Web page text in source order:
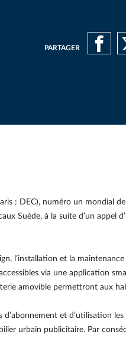
PARTAGER
: DEC), numéro un mondial
Suède, à la suite d’un
l’installation et la
via une application
amovible permettront aux
et d’utilisation
urbain publicitaire. Par